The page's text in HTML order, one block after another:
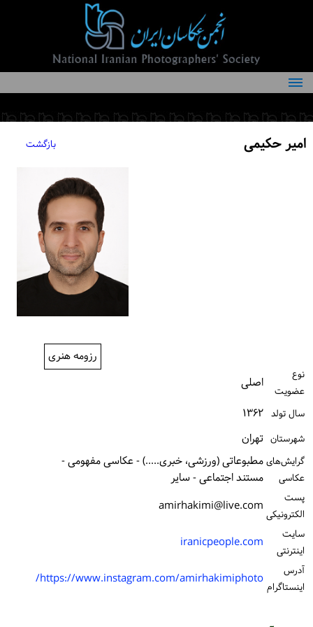
درباره انجمن
کمیته‌های انجمن
امیر حکیمی بازگشت
رزومه هنری
نوع
عضویت
اصلی
سال تولد ۱۳۶۲
شهرستان تهران
گرایش‌های
عکاسی
مطبوعاتی (ورزشی، خبری.....) - عکاسی مفهومی -
مستند اجتماعی - سایر
پست
الكترونیكی amirhakimi@live.com
سایت
اینترنتی
iranicpeople.com
آدرس
اینستاگرام https://www.instagram.com/amirhakimiphoto/